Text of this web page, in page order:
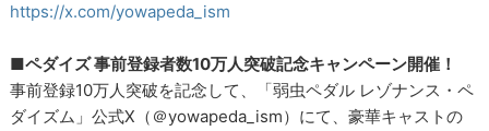
https://x.com/yowapeda_ism
■ペダイズ 事前登録者数10万人突破記念キャンペーン開催！
事前登録10万人突破を記念して、「弱虫ペダル レゾナンス・ペ
ダイズム」公式X（＠yowapeda_ism）にて、豪華キャストの